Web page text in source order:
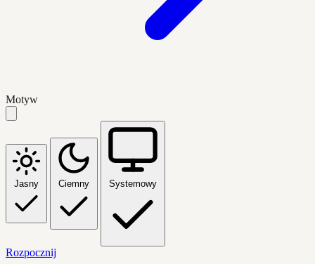
Motyw
Jasny Ciemny Systemowy
Rozpocznij